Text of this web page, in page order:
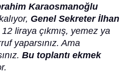
Karaosmanoğlu
Genel Sekreter İlhan
liraya çıkmış, yemez ya
yaparsınız. Ama
Bu toplantı ekmek